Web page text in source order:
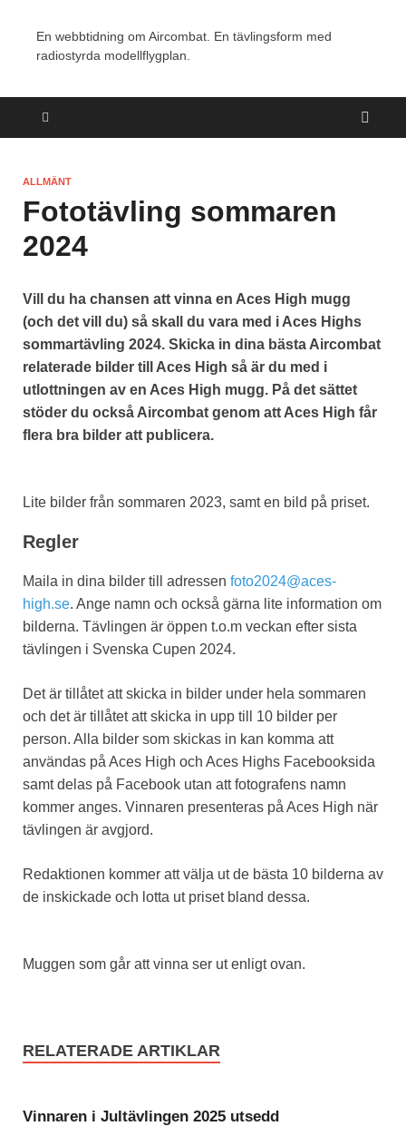
En webbtidning om Aircombat. En tävlingsform med
radiostyrda modellflygplan.
ALLMÄNT
Fototävling sommaren
2024
Vill du ha chansen att vinna en Aces High mugg
(och det vill du) så skall du vara med i Aces Highs
sommartävling 2024. Skicka in dina bästa Aircombat
relaterade bilder till Aces High så är du med i
utlottningen av en Aces High mugg. På det sättet
stöder du också Aircombat genom att Aces High får
flera bra bilder att publicera.
Lite bilder från sommaren 2023, samt en bild på priset.
Regler
Maila in dina bilder till adressen foto2024@aces-
high.se. Ange namn och också gärna lite information om
bilderna. Tävlingen är öppen t.o.m veckan efter sista
tävlingen i Svenska Cupen 2024.
Det är tillåtet att skicka in bilder under hela sommaren
och det är tillåtet att skicka in upp till 10 bilder per
person. Alla bilder som skickas in kan komma att
användas på Aces High och Aces Highs Facebooksida
samt delas på Facebook utan att fotografens namn
kommer anges. Vinnaren presenteras på Aces High när
tävlingen är avgjord.
Redaktionen kommer att välja ut de bästa 10 bilderna av
de inskickade och lotta ut priset bland dessa.
Muggen som går att vinna ser ut enligt ovan.
RELATERADE ARTIKLAR
Vinnaren i Jultävlingen 2025 utsedd